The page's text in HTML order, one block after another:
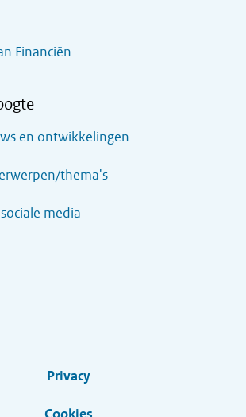
Financiën
en ontwikkelingen
thema's
media
Privacy